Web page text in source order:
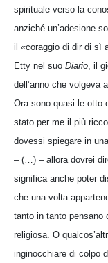
spirituale verso la
anziché un’adesione
il «coraggio di dir di sì
Etty nel suo Diario , il
dell’anno che volgeva
Ora sono quasi le otto
stato per me il più
dovessi spiegare in
– (…) – allora dovrei
significa anche poter
che una volta
tanto in tanto pensano
religiosa. O
inginocchiare di colpo